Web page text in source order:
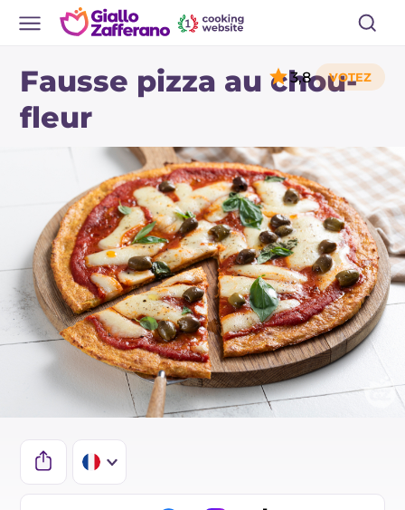
Fausse pizza au chou-
fleur
3,8
IT